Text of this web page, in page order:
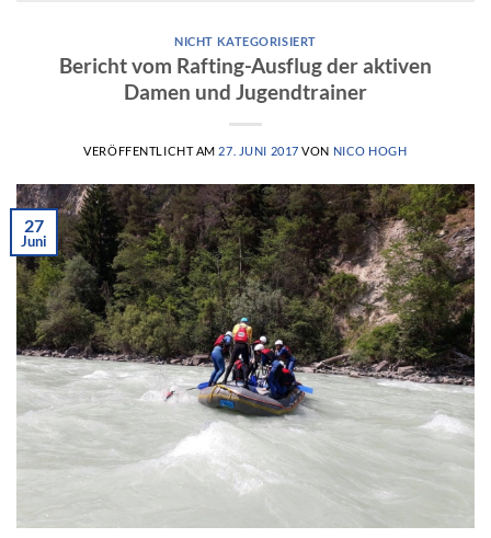
NICHT KATEGORISIERT
Bericht vom Rafting-Ausflug der aktiven
Damen und Jugendtrainer
VERÖFFENTLICHT AM 27. JUNI 2017 VON NICO HOGH
27
Juni